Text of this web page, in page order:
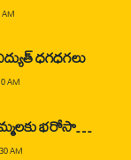
ధగధగలు
AM
భరోసా…
AM